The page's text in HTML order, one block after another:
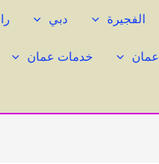
الفجيرة دبي
عمان خدمات عمان